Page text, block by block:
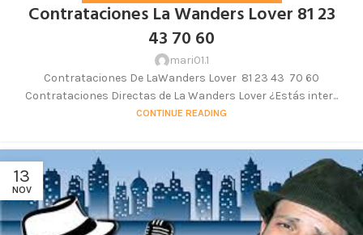
Contrataciones La Wanders Lover 81 23
43 70 60
mari01.1
Contrataciones De LaWanders Lover 81 23 43 70 60
Contrataciones Directas de La Wanders Lover ¿Estás inter...
CONTINUE READING
13
NOV